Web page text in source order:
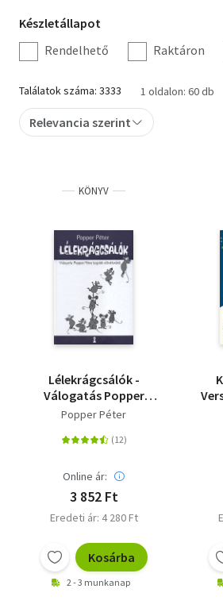
Irodalom
Kotta
Minikönyv
Művészet
Tankönyv, segédkönyv
Társadalomtudomány
Természettudomány
Történelem
Készletállapot
szűrés
Készletállapot
Rendelhető
Raktáron
Találatok száma: 3333 1 oldalon: 60 db
Relevancia szerint
KÖNYV
Lélekrágcsálók -
Válogatás Popper
Péter legjobb
Popper Péter
Online ár:
3 852 Ft
Eredeti ár: 4 280 Ft
Kosárba
2 - 3 munkanap